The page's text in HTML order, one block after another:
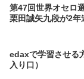
第47回世界オセロ
栗田誠矢九段が2年
edaxで学習させる
入り口）